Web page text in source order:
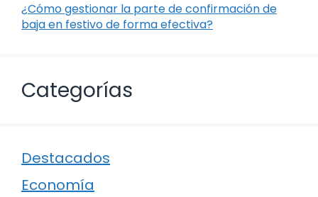
¿Cómo gestionar la parte de confirmación de
baja en festivo de forma efectiva?
Categorías
Destacados
Economía